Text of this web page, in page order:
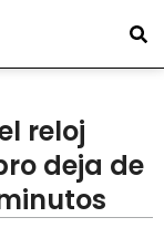
reloj
deja de